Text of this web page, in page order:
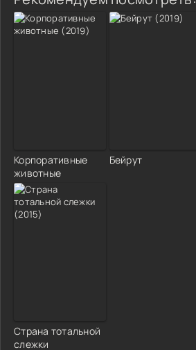
Корпоративные
животные
Бейрут
Страна тотальной
слежки